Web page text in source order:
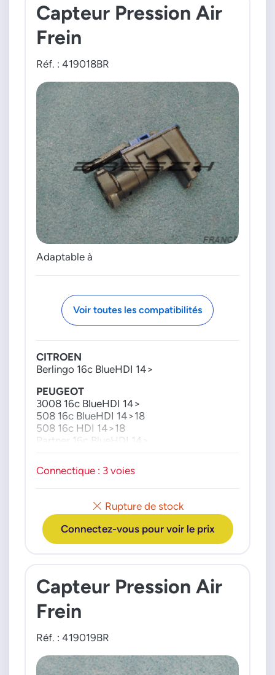
SU001A3665
Capteur Pression Air
Frein
Réf. : 419018BR
Adaptable à
Voir toutes les compatibilités
Rupture de stock
Connectez-vous pour voir le prix
CITROEN
Berlingo 16c BlueHDI 14>
PEUGEOT
3008 16c BlueHDI 14>
508 16c BlueHDI 14>18
508 16c HDI 14>18
Partner 16c BlueHDI 14>
Connectique : 3 voies
Capteur Pression Air
Frein
Réf. : 419019BR